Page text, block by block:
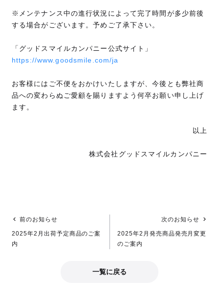
※メンテナンス中の進行状況によって完了時間が多少前後
する場合がございます。予めご了承下さい。
「グッドスマイルカンパニー公式サイト」
https://www.goodsmile.com/ja
お客様にはご不便をおかけいたしますが、今後とも弊社商
品への変わらぬご愛顧を賜りますよう何卒お願い申し上げ
ます。
以上
株式会社グッドスマイルカンパニー
前のお知らせ
2025年2月出荷予定商品のご案
内
次のお知らせ
2025年2月発売商品発売月変更
のご案内
一覧に戻る